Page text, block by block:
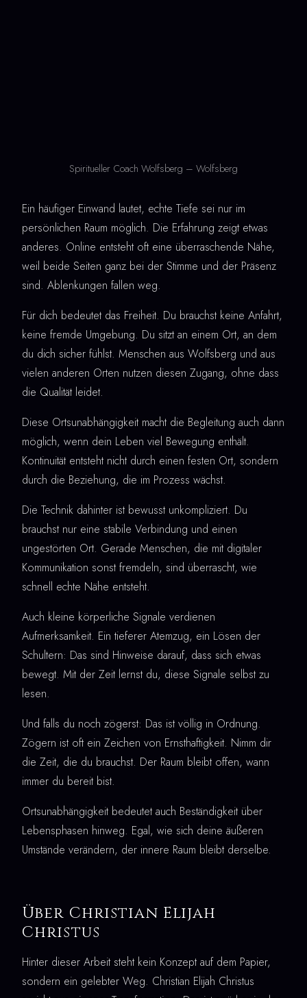
Spiritueller Coach Wolfsberg – Wolfsberg
Ein häufiger Einwand lautet, echte Tiefe sei nur im
persönlichen Raum möglich. Die Erfahrung zeigt etwas
anderes. Online entsteht oft eine überraschende Nähe,
weil beide Seiten ganz bei der Stimme und der Präsenz
sind. Ablenkungen fallen weg.
Für dich bedeutet das Freiheit. Du brauchst keine Anfahrt,
keine fremde Umgebung. Du sitzt an einem Ort, an dem
du dich sicher fühlst. Menschen aus Wolfsberg und aus
vielen anderen Orten nutzen diesen Zugang, ohne dass
die Qualität leidet.
Diese Ortsunabhängigkeit macht die Begleitung auch dann
möglich, wenn dein Leben viel Bewegung enthält.
Kontinuität entsteht nicht durch einen festen Ort, sondern
durch die Beziehung, die im Prozess wächst.
Die Technik dahinter ist bewusst unkompliziert. Du
brauchst nur eine stabile Verbindung und einen
ungestörten Ort. Gerade Menschen, die mit digitaler
Kommunikation sonst fremdeln, sind überrascht, wie
schnell echte Nähe entsteht.
Auch kleine körperliche Signale verdienen
Aufmerksamkeit. Ein tieferer Atemzug, ein Lösen der
Schultern: Das sind Hinweise darauf, dass sich etwas
bewegt. Mit der Zeit lernst du, diese Signale selbst zu
lesen.
Und falls du noch zögerst: Das ist völlig in Ordnung.
Zögern ist oft ein Zeichen von Ernsthaftigkeit. Nimm dir
die Zeit, die du brauchst. Der Raum bleibt offen, wann
immer du bereit bist.
Ortsunabhängigkeit bedeutet auch Beständigkeit über
Lebensphasen hinweg. Egal, wie sich deine äußeren
Umstände verändern, der innere Raum bleibt derselbe.
Über Christian Elijah
Christus
Hinter dieser Arbeit steht kein Konzept auf dem Papier,
sondern ein gelebter Weg. Christian Elijah Christus